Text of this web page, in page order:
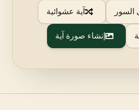
السور آية عشوائية
إنشاء صورة آية